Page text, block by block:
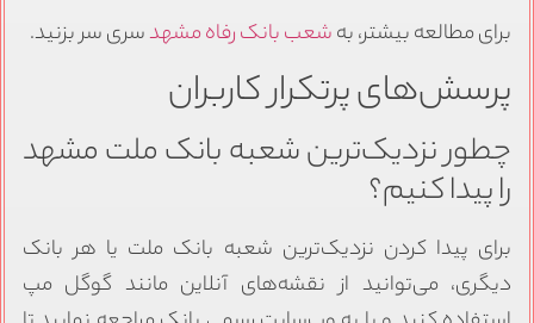
برای مطالعه بیشتر، بهشعب بانک رفاه مشهدسری سر بزنید.
پرسش‌های پرتکرار کاربران
چطور نزدیک‌ترین شعبه بانک ملت مشهد
را پیدا کنیم؟
برای پیدا کردن نزدیک‌ترین شعبه بانک ملت یا هر بانک
دیگری، می‌توانید از نقشه‌های آنلاین مانند گوگل مپ